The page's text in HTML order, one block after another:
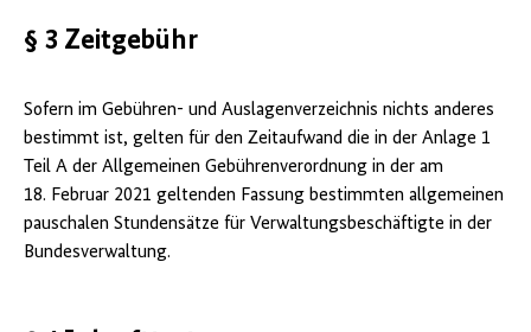
§ 3 Zeitgebühr
Sofern im Gebühren- und Auslagenverzeichnis nichts anderes
bestimmt ist, gelten für den Zeitaufwand die in der Anlage 1
Teil A der Allgemeinen Gebührenverordnung in der am
18. Februar 2021 geltenden Fassung bestimmten allgemeinen
pauschalen Stundensätze für Verwaltungsbeschäftigte in der
Bundesverwaltung.